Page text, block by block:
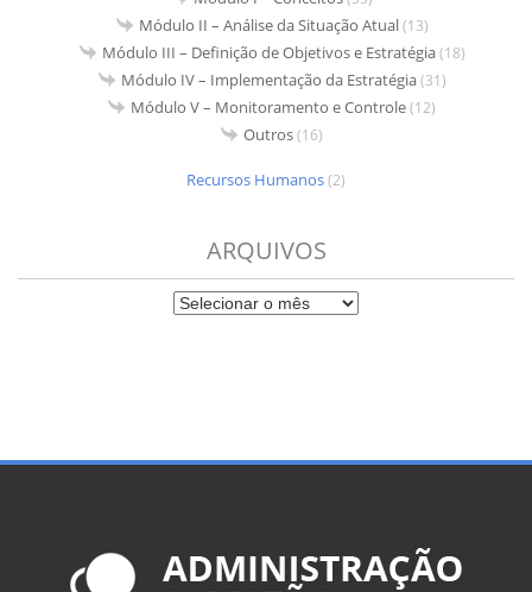
Módulo II – Análise da Situação Atual(13)
Módulo III – Definição de Objetivos e Estratégia(18)
Módulo IV – Implementação da Estratégia(31)
Módulo V – Monitoramento e Controle(12)
Outros(16)
Recursos Humanos(2)
ARQUIVOS